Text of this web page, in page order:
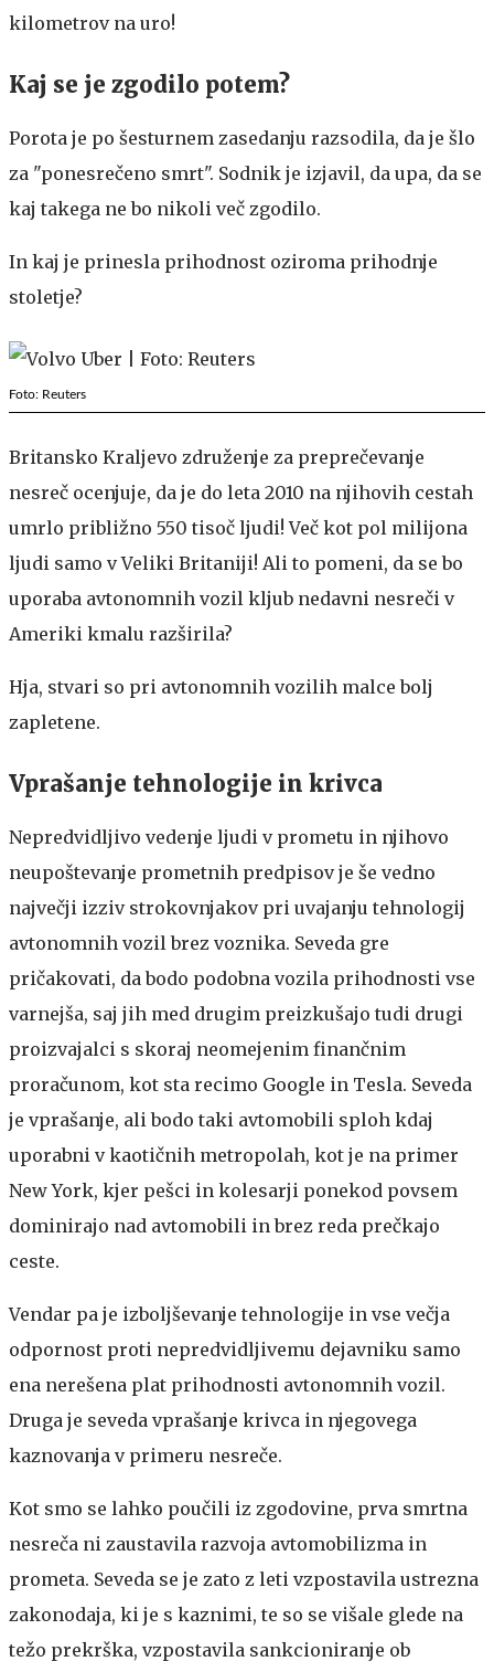
kilometrov na uro!
Kaj se je zgodilo potem?
Porota je po šesturnem zasedanju razsodila, da je šlo
za "ponesrečeno smrt". Sodnik je izjavil, da upa, da se
kaj takega ne bo nikoli več zgodilo.
In kaj je prinesla prihodnost oziroma prihodnje
stoletje?
Foto: Reuters
Britansko Kraljevo združenje za preprečevanje
nesreč ocenjuje, da je do leta 2010 na njihovih cestah
umrlo približno 550 tisoč ljudi! Več kot pol milijona
ljudi samo v Veliki Britaniji! Ali to pomeni, da se bo
uporaba avtonomnih vozil kljub nedavni nesreči v
Ameriki kmalu razširila?
Hja, stvari so pri avtonomnih vozilih malce bolj
zapletene.
Vprašanje tehnologije in krivca
Nepredvidljivo vedenje ljudi v prometu in njihovo
neupoštevanje prometnih predpisov je še vedno
največji izziv strokovnjakov pri uvajanju tehnologij
avtonomnih vozil brez voznika. Seveda gre
pričakovati, da bodo podobna vozila prihodnosti vse
varnejša, saj jih med drugim preizkušajo tudi drugi
proizvajalci s skoraj neomejenim finančnim
proračunom, kot sta recimo Google in Tesla. Seveda
je vprašanje, ali bodo taki avtomobili sploh kdaj
uporabni v kaotičnih metropolah, kot je na primer
New York, kjer pešci in kolesarji ponekod povsem
dominirajo nad avtomobili in brez reda prečkajo
ceste.
Vendar pa je izboljševanje tehnologije in vse večja
odpornost proti nepredvidljivemu dejavniku samo
ena nerešena plat prihodnosti avtonomnih vozil.
Druga je seveda vprašanje krivca in njegovega
kaznovanja v primeru nesreče.
Kot smo se lahko poučili iz zgodovine, prva smrtna
nesreča ni zaustavila razvoja avtomobilizma in
prometa. Seveda se je zato z leti vzpostavila ustrezna
zakonodaja, ki je s kaznimi, te so se višale glede na
težo prekrška, vzpostavila sankcioniranje ob